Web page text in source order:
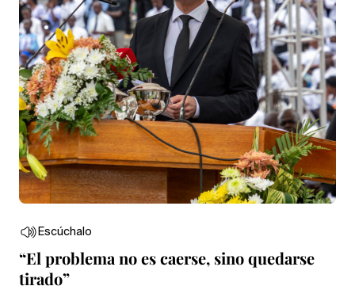
Escúchalo
“El problema no es caerse, sino quedarse
tirado”